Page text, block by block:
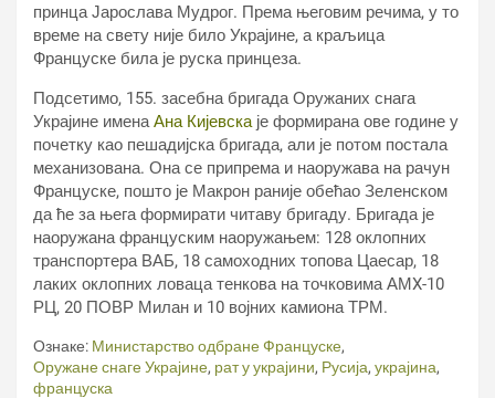
принца Јарослава Мудрог. Према његовим речима, у то
време на свету није било Украјине, а краљица
Француске била је руска принцеза.
Подсетимо, 155. засебна бригада Оружаних снага
Украјине именаАна Кијевска је формирана ове године у
почетку као пешадијска бригада, али је потом постала
механизована. Она се припрема и наоружава на рачун
Француске, пошто је Макрон раније обећао Зеленском
да ће за њега формирати читаву бригаду. Бригада је
наоружана француским наоружањем: 128 оклопних
транспортера ВАБ, 18 самоходних топова Цаесар, 18
лаких оклопних ловаца тенкова на точковима АМX-10
РЦ, 20 ПОВР Милан и 10 војних камиона ТРМ.
Ознаке: Министарство одбране Француске,
Оружане снаге Украјине, рат у украјини, Русија, украјина,
француска